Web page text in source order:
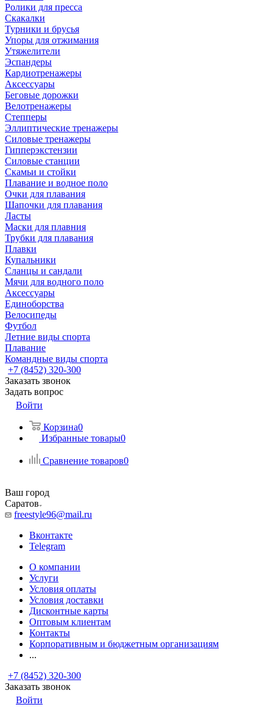
Ролики для пресса
Скакалки
Турники и брусья
Упоры для отжимания
Утяжелители
Эспандеры
Кардиотренажеры
Аксессуары
Беговые дорожки
Велотренажеры
Степперы
Эллиптические тренажеры
Силовые тренажеры
Гипперэкстензии
Силовые станции
Скамьи и стойки
Плавание и водное поло
Очки для плавания
Шапочки для плавания
Ласты
Маски для плавния
Трубки для плавания
Плавки
Купальники
Сланцы и сандали
Мячи для водного поло
Аксессуары
Единоборства
Велосипеды
Футбол
Летние виды спорта
Плавание
Командные виды спорта
+7 (8452) 320-300
Заказать звонок
Задать вопрос
Войти
Корзина0
Избранные товары0
Сравнение товаров0
Ваш город
Саратов
freestyle96@mail.ru
Вконтакте
Telegram
О компании
Услуги
Условия оплаты
Условия доставки
Дисконтные карты
Оптовым клиентам
Контакты
Корпоративным и бюджетным организациям
...
+7 (8452) 320-300
Заказать звонок
Войти